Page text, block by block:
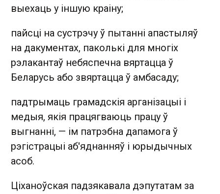
выехаць у іншую краіну;
пайсці на сустрэчу ў пытанні апастыляў
на дакументах, паколькі для многіх
рэлакантаў небяспечна вяртацца ў
Беларусь або звяртацца ў амбасаду;
падтрымаць грамадскія арганізацыі і
медыя, якія працягваюць працу ў
выгнанні, — ім патрэбна дапамога ў
рэгістрацыі аб'яднанняў і юрыдычных
асоб.
Ціханоўская падзякавала дэпутатам за